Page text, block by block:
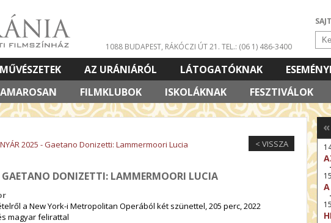
1088 BUDAPEST, RÁKÓCZI ÚT 21. TEL.: (06 1) 486-3400
FILMKLUBOK ISKOLÁKNAK FESZTIVÁLOK
AZ URÁNIÁRÓL LÁTOGATÓKNAK
< VISSZA
2025 - Gaetano Donizetti: Lammermoori Lucia
DONIZETTI: LAMMERMOORI LUCIA
a New York-i Metropolitan Operából két szünettel, 205 perc, 2022
magyar felirattal
«